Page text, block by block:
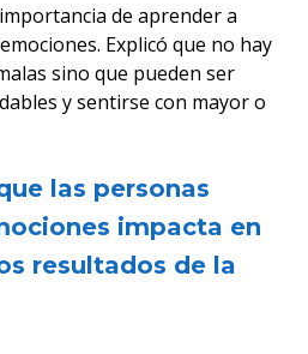
de aprender a
Explicó que no hay
sino que pueden ser
y sentirse con mayor o
las personas
impacta en
resultados de la